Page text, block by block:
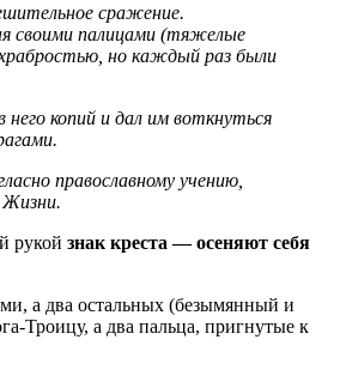
сражение.
своими палицами (тяжелые
храбростью, но каждый раз были
копий и дал им воткнуться
православному учению,
Жизни.
рукой знак креста — осеняют себя
а два остальных (безымянный и
Троицу, а два пальца, пригнутые к